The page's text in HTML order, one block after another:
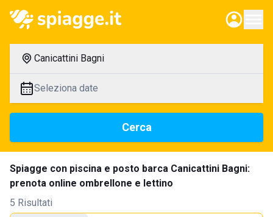
Canicattini Bagni
Seleziona date
Cerca
Spiagge con piscina e posto barca Canicattini Bagni:
prenota online ombrellone e lettino
5 Risultati